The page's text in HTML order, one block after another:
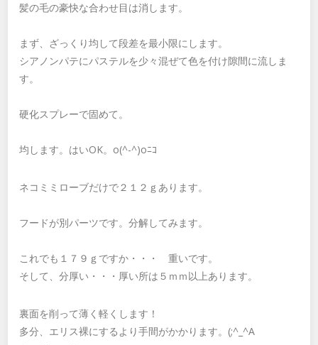
髪の毛の豪快な合わせ目は消します。
まず、ざっくり均して段差を最小限にします。
シアノンパテにパステルを少々混ぜて色を付け隙間に流しま
す。
硬化スプレーで固めて。
均します。はいOK。o(^-^)oﾆｺ
ネコミミローブだけで２１２ｇあります。
フードが別パーツです。分解してみます。
これでも１７９ｇですか・・・ 重いです。
そして、分厚い・・・厚い所は５ｍｍ以上あります。
裏面を削って薄く軽くします！
多分、エリス裸にするより手間がかかります。(;^_^A